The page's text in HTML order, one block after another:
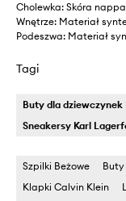
Cholewka: Skóra nappa
Wnętrze: Materiał
Podeszwa: Materiał
Tagi
Buty dla dziewczynek
Sneakersy Karl
Szpilki Beżowe Buty
Klapki Calvin Klein